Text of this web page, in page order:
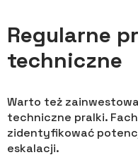
Regularne
techniczne
Warto też
techniczne pralki.
zidentyfikować
eskalacji.